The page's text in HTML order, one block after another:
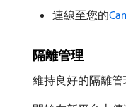
連線至您的
隔離管理
維持良好的隔離管